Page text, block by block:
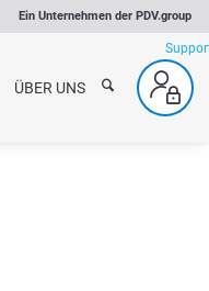
Ein Unternehmen der PDV.group
ÜBER UNS